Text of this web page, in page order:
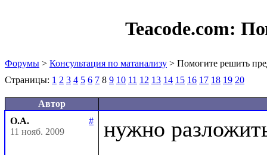
Teacode.com:
Форумы > Консультация по матанализу > Помогите решить
Страницы: 1 2 3 4 5 6 7 8 9 10 11 12 13 14 15 16 17 18 19 20
Автор
О.А.
#
11 нояб. 2009